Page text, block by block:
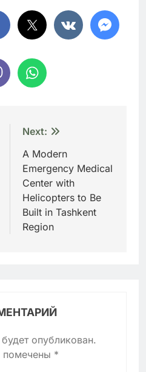
Next:
A Modern
Emergency Medical
Center with
Helicopters to Be
Built in Tashkent
Region
опубликован.
помечены *